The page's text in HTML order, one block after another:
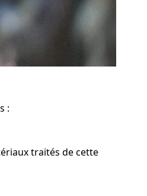
:
traités de cette